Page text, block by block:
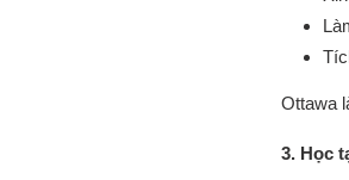
Ottawa
3. Học